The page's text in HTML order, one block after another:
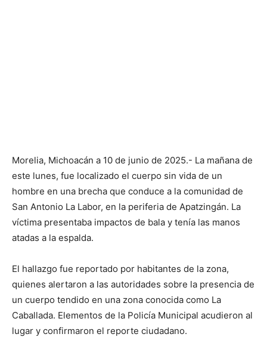
Morelia, Michoacán a 10 de junio de 2025.- La mañana de
este lunes, fue localizado el cuerpo sin vida de un
hombre en una brecha que conduce a la comunidad de
San Antonio La Labor, en la periferia de Apatzingán. La
víctima presentaba impactos de bala y tenía las manos
atadas a la espalda.
El hallazgo fue reportado por habitantes de la zona,
quienes alertaron a las autoridades sobre la presencia de
un cuerpo tendido en una zona conocida como La
Caballada. Elementos de la Policía Municipal acudieron al
lugar y confirmaron el reporte ciudadano.